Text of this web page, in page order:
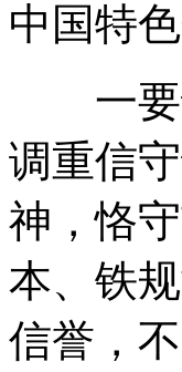
中国特
一要诚
调重信
神，恪
本、铁
信誉，